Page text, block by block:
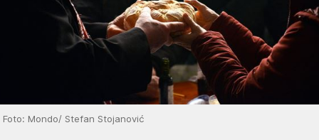
Foto: Mondo/ Stefan Stojanović